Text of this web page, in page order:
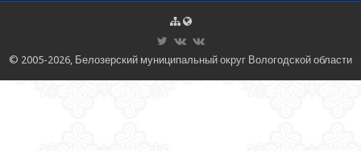
© 2005-2026, Белозерский муниципальный округ Вологодской области